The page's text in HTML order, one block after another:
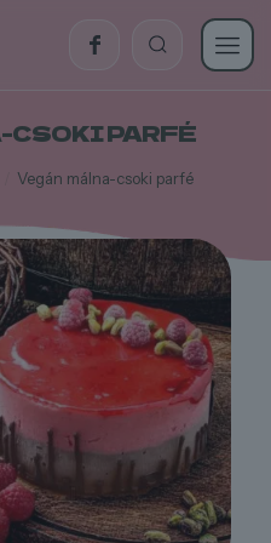
CSOKI PARFÉ
Vegán málna-csoki parfé